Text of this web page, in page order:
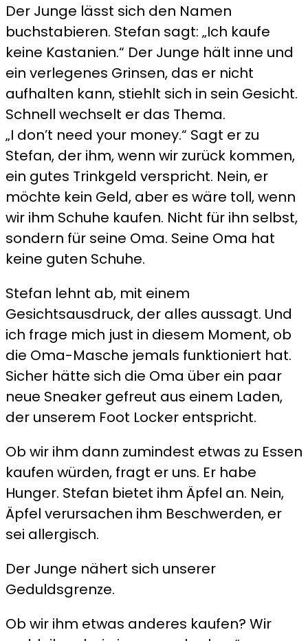
Der Junge lässt sich den Namen
buchstabieren. Stefan sagt: „Ich kaufe
keine Kastanien.“ Der Junge hält inne und
ein verlegenes Grinsen, das er nicht
aufhalten kann, stiehlt sich in sein Gesicht.
Schnell wechselt er das Thema.
„I don’t need your money.“ Sagt er zu
Stefan, der ihm, wenn wir zurück kommen,
ein gutes Trinkgeld verspricht. Nein, er
möchte kein Geld, aber es wäre toll, wenn
wir ihm Schuhe kaufen. Nicht für ihn selbst,
sondern für seine Oma. Seine Oma hat
keine guten Schuhe.
Stefan lehnt ab, mit einem
Gesichtsausdruck, der alles aussagt. Und
ich frage mich just in diesem Moment, ob
die Oma-Masche jemals funktioniert hat.
Sicher hätte sich die Oma über ein paar
neue Sneaker gefreut aus einem Laden,
der unserem Foot Locker entspricht.
Ob wir ihm dann zumindest etwas zu Essen
kaufen würden, fragt er uns. Er habe
Hunger. Stefan bietet ihm Äpfel an. Nein,
Äpfel verursachen ihm Beschwerden, er
sei allergisch.
Der Junge nähert sich unserer
Geduldsgrenze.
Ob wir ihm etwas anderes kaufen? Wir